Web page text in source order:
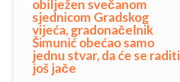
obilježen svečanom
sjednicom Gradskog
vijeća, gradonačelnik
Šimunić obećao samo
jednu stvar, da će se raditi
još jače